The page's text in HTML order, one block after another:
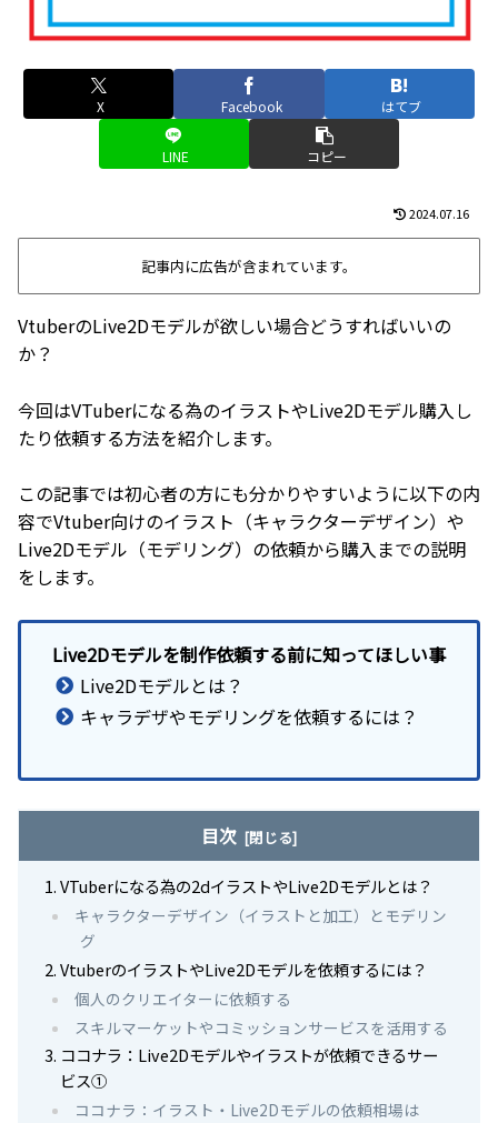
X Facebook はてブ
LINE コピー
2024.07.16
記事内に広告が含まれています。
VtuberのLive2Dモデルが欲しい場合どうすればいいの
か？
今回はVTuberになる為のイラストやLive2Dモデル購入し
たり依頼する方法を紹介します。
この記事では初心者の方にも分かりやすいように以下の内
容でVtuber向けのイラスト（キャラクターデザイン）や
Live2Dモデル（モデリング）の依頼から購入までの説明
をします。
Live2Dモデルを制作依頼する前に知ってほしい事
Live2Dモデルとは？
キャラデザやモデリングを依頼するには？
目次
VTuberになる為の2dイラストやLive2Dモデルとは？
キャラクターデザイン（イラストと加工）とモデリン
グ
VtuberのイラストやLive2Dモデルを依頼するには？
個人のクリエイターに依頼する
スキルマーケットやコミッションサービスを活用する
ココナラ：Live2Dモデルやイラストが依頼できるサー
ビス①
ココナラ：イラスト・Live2Dモデルの依頼相場は